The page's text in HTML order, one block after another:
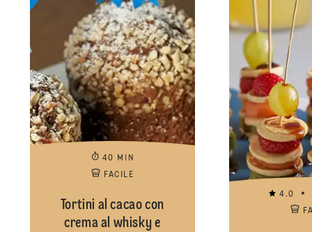
40 MIN
FACILE
Tortini al cacao con
crema al whisky e
4.0